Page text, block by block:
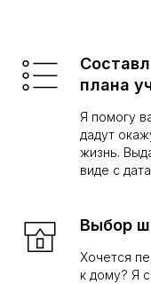
плана
Я помогу
дадут
жизнь.
виде с
Выбор
Хочется
к дому? Я